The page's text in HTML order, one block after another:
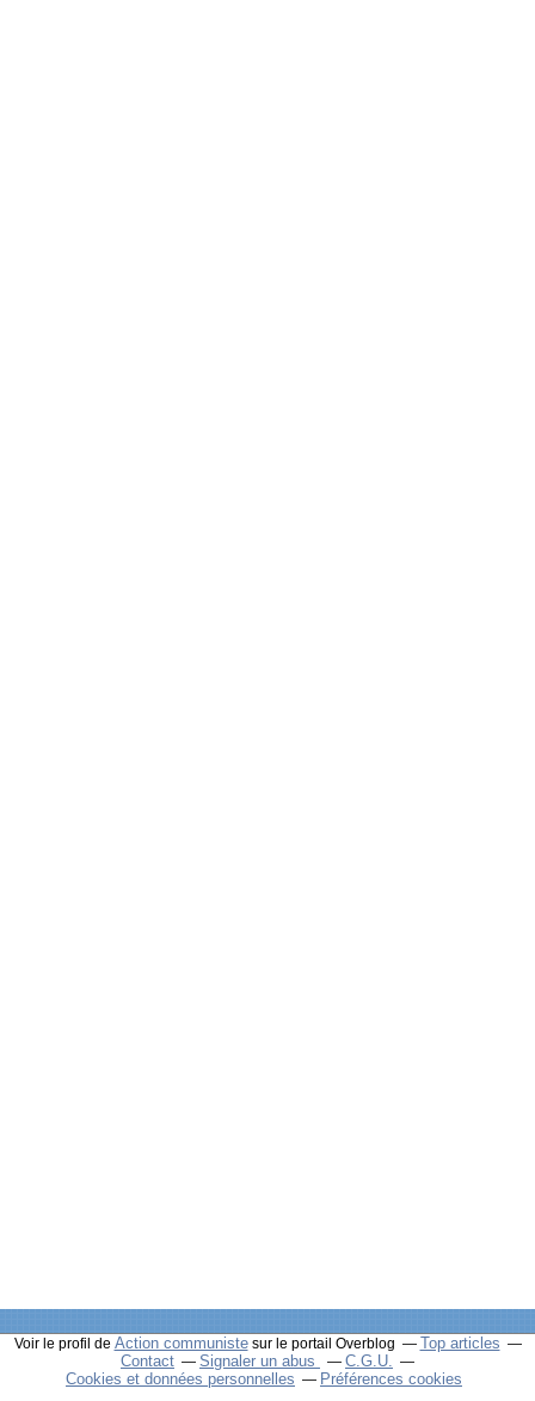
Voir le profil de Action communistesur le portail Overblog
Top articles
Contact
Signaler un abus
C.G.U.
Cookies et données personnelles
Préférences cookies